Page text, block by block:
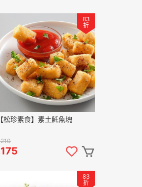
83
折
【松珍素食】素土魠魚塊
175
83
折